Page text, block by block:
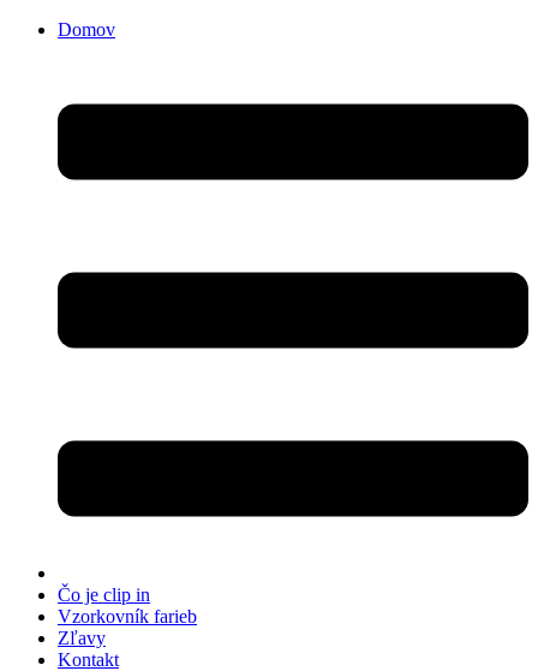
Domov
Čo je clip in
Vzorkovník farieb
Zľavy
Kontakt